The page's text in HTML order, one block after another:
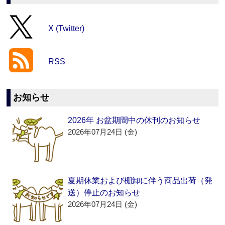
X (Twitter)
RSS
お知らせ
2026年 お盆期間中の休刊のお知らせ
2026年07月24日 (金)
夏期休業および棚卸に伴う商品出荷（発
送）停止のお知らせ
2026年07月24日 (金)